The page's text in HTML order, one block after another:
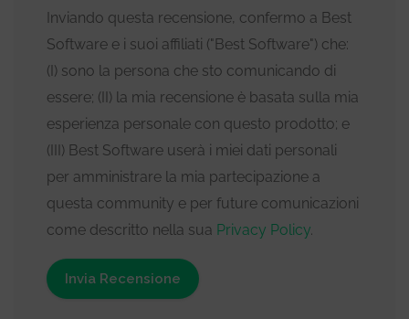
Inviando questa recensione, confermo a Best
Software e i suoi affiliati ("Best Software") che:
(I) sono la persona che sto comunicando di
essere; (II) la mia recensione è basata sulla mia
esperienza personale con questo prodotto; e
(III) Best Software userà i miei dati personali
per amministrare la mia partecipazione a
questa community e per future comunicazioni
come descritto nella sua Privacy Policy